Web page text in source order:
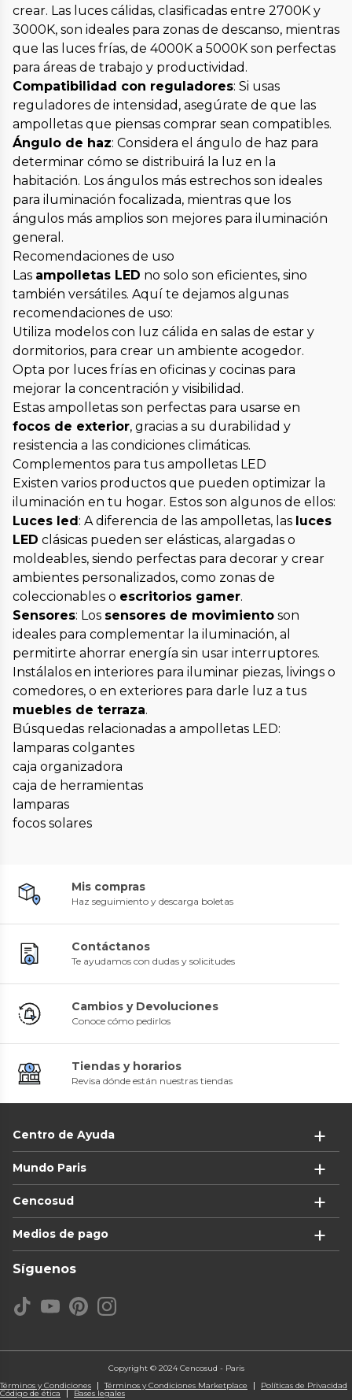
crear. Las luces cálidas, clasificadas entre 2700K y
3000K, son ideales para zonas de descanso, mientras
que las luces frías, de 4000K a 5000K son perfectas
para áreas de trabajo y productividad.
Compatibilidad con reguladores: Si usas
reguladores de intensidad, asegúrate de que las
ampolletas que piensas comprar sean compatibles.
Ángulo de haz: Considera el ángulo de haz para
determinar cómo se distribuirá la luz en la
habitación. Los ángulos más estrechos son ideales
para iluminación focalizada, mientras que los
ángulos más amplios son mejores para iluminación
general.
Recomendaciones de uso
Las ampolletas LED no solo son eficientes, sino
también versátiles. Aquí te dejamos algunas
recomendaciones de uso:
Utiliza modelos con luz cálida en salas de estar y
dormitorios, para crear un ambiente acogedor.
Opta por luces frías en oficinas y cocinas para
mejorar la concentración y visibilidad.
Estas ampolletas son perfectas para usarse en
focos de exterior, gracias a su durabilidad y
resistencia a las condiciones climáticas.
Complementos para tus ampolletas LED
Existen varios productos que pueden optimizar la
iluminación en tu hogar. Estos son algunos de ellos:
Luces led: A diferencia de las ampolletas, las luces
LED clásicas pueden ser elásticas, alargadas o
moldeables, siendo perfectas para decorar y crear
ambientes personalizados, como zonas de
coleccionables o escritorios gamer.
Sensores: Los sensores de movimiento son
ideales para complementar la iluminación, al
permitirte ahorrar energía sin usar interruptores.
Instálalos en interiores para iluminar piezas, livings o
comedores, o en exteriores para darle luz a tus
muebles de terraza.
Búsquedas relacionadas a ampolletas LED:
lamparas colgantes
caja organizadora
caja de herramientas
lamparas
focos solares
Mis compras
Haz seguimiento y descarga boletas
Contáctanos
Te ayudamos con dudas y solicitudes
Cambios y Devoluciones
Conoce cómo pedirlos
Tiendas y horarios
Revisa dónde están nuestras tiendas
Centro de Ayuda
Mundo Paris
Cencosud
Medios de pago
Síguenos
Copyright © 2024 Cencosud - Paris
Términos y Condiciones
Términos y Condiciones Marketplace Políticas de Privacidad
Código de ética Bases legales